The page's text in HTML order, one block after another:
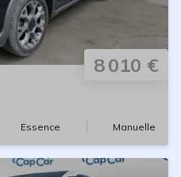
8 010 €
Essence Manuelle